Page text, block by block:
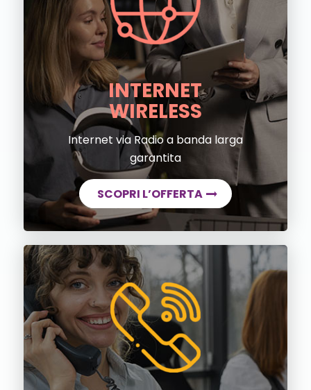
INTERNET
WIRELESS
Internet via Radio a banda larga
garantita
SCOPRI L’OFFERTA